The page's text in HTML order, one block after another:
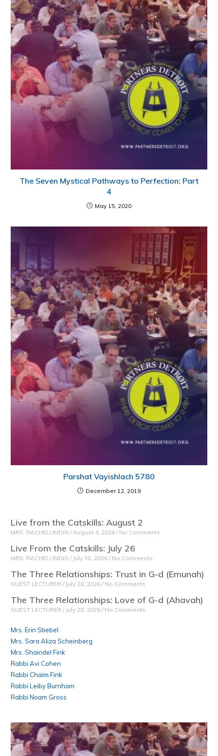
The Seven Mystical Pathways to Perfection: Part
4
May 15, 2020
Parshat Vayishlach 5780
December 12, 2019
Live from the Catskills: August 2
MRS. RACHELI INDIG August 4, 2026 No Comments
Live From the Catskills: July 26
MRS. RACHELI INDIG July 31, 2026 No Comments
The Three Relationships: Trust in G-d (Emunah)
GUEST LECTURER July 28, 2026 No Comments
The Three Relationships: Love of G-d (Ahavah)
GUEST LECTURER July 28, 2026 No Comments
Mrs. Erin Stiebel
Mrs. Sara Aliza Scheinberg
Mrs. Shaindel Fink
Rabbi Avi Cohen
Rabbi Chaim Fink
Rabbi Leiby Burnham
Rabbi Noam Gross